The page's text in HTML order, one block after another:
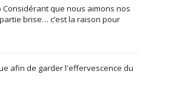
que nous aimons nos
brise… c’est la raison pour
afin de garder l'effervescence du